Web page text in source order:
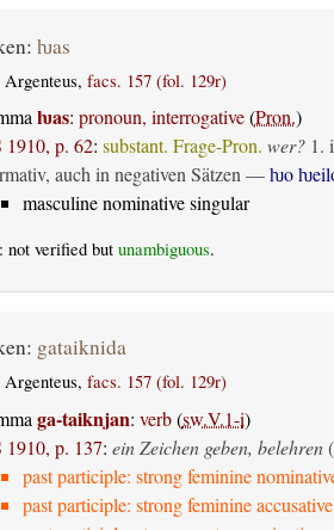
ƕas
Argenteus, facs. 157 (fol. 129r)
ƕas: pronoun, interrogative(Pron.)
1910, p. 62: substant. Frage-Pron. wer?1.
auch in negativen Sätzen —ƕo
masculine nominative singular
not verified but unambiguous.
gataiknida
Argenteus, facs. 157 (fol. 129r)
ga-taiknjan: verb(sw.V.1-i)
1910, p. 137: ein Zeichen geben, belehren
past participle: strong feminine
past participle: strong feminine